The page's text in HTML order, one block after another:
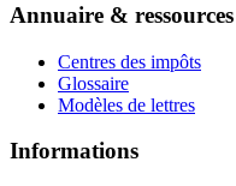
Annuaire & ressources
Centres des impôts
Glossaire
Modèles de lettres
Informations